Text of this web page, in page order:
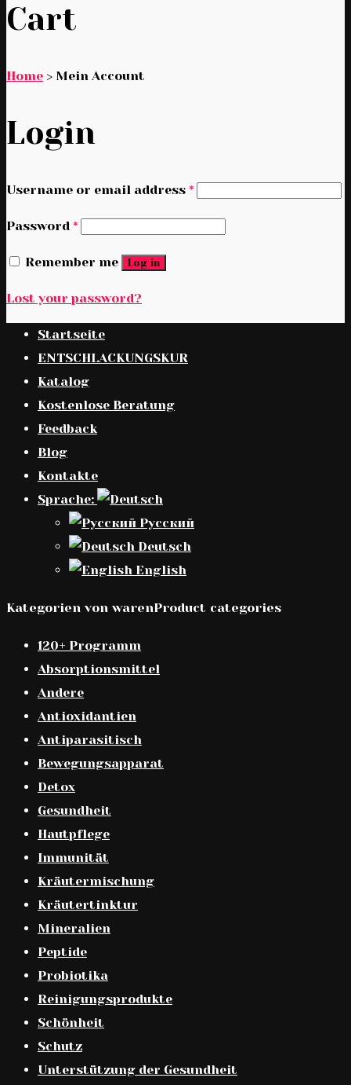
Cart
Home > Mein Account
Login
Username or email address *
Password *
Remember me Log in
Lost your password?
Startseite
ENTSCHLACKUNGSKUR
Katalog
Kostenlose Beratung
Feedback
Blog
Kontakte
Sprache:
Русский
Deutsch
English
Kategorien von warenProduct categories
120+ Programm
Absorptionsmittel
Andere
Antioxidantien
Antiparasitisch
Bewegungsapparat
Detox
Gesundheit
Hautpflege
Immunität
Kräutermischung
Kräutertinktur
Mineralien
Peptide
Probiotika
Reinigungsprodukte
Schönheit
Schutz
Unterstützung der Gesundheit